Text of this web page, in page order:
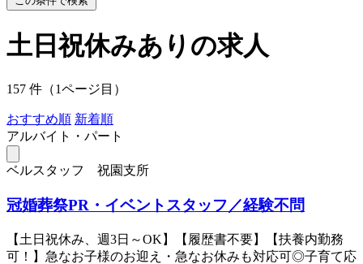
土日祝休みありの求人
157 件（1ページ目）
おすすめ順 新着順
アルバイト・パート
ベルスタッフ 祝園支所
冠婚葬祭PR・イベントスタッフ／経験不問
【土日祝休み、週3日～OK】【履歴書不要】【扶養内勤務
可！】急なお子様のお迎え・急なお休みも対応可◎子育て応